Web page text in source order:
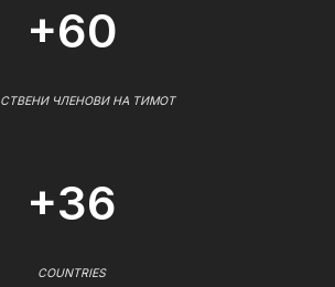
+60
ЧЛЕНОВИ НА ТИМОТ
+36
COUNTRIES